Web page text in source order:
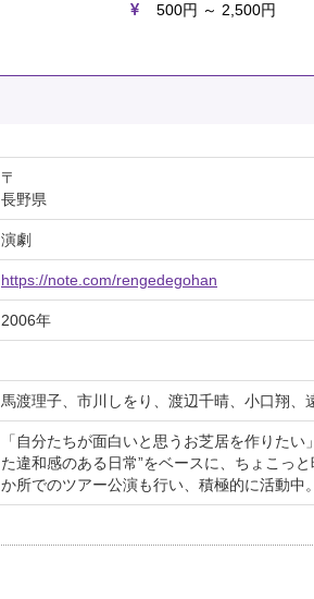
500円 ～ 2,500円
〒
長野県
演劇
https://note.com/rengedegohan
2006年
馬渡理子、市川しをり、渡辺千晴、小口翔、
「自分たちが面白いと思うお芝居を作りた
た違和感のある日常”をベースに、ちょこっ
か所でのツアー公演も行い、積極的に活動中。